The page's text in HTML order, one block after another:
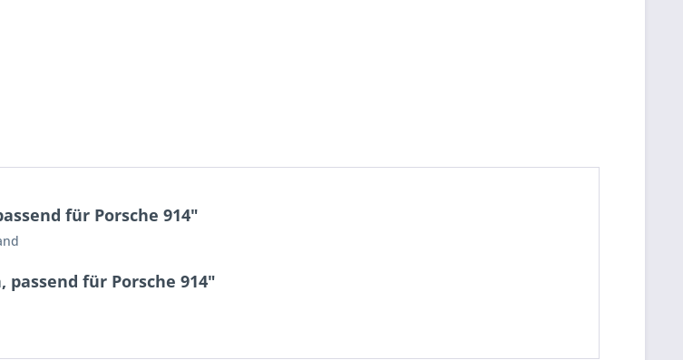
für Porsche 914"
für Porsche 914"